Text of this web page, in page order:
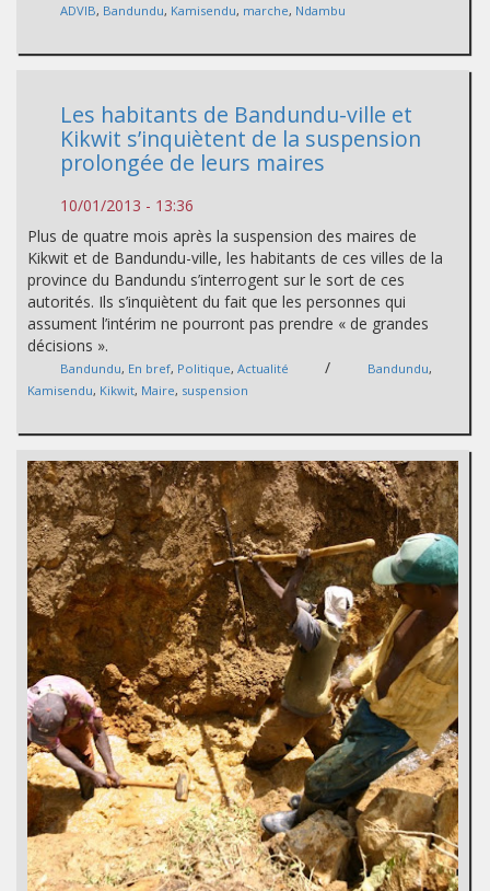
ADVIB, Bandundu, Kamisendu, marche, Ndambu
Les habitants de Bandundu-ville et
Kikwit s’inquiètent de la suspension
prolongée de leurs maires
10/01/2013 - 13:36
Plus de quatre mois après la suspension des maires de
Kikwit et de Bandundu-ville, les habitants de ces villes de la
province du Bandundu s’interrogent sur le sort de ces
autorités. Ils s’inquiètent du fait que les personnes qui
assument l’intérim ne pourront pas prendre « de grandes
décisions ».
Bandundu, En bref, Politique, Actualité / Bandundu,
Kamisendu, Kikwit, Maire, suspension